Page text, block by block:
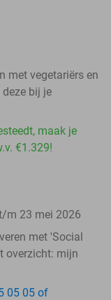
met vegetariërs en
bij je
maak je
€1.329!
m 23 mei 2026
met 'Social
overzicht: mijn
05 05 of